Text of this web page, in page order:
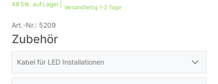
48 Stk. auf Lager | Versandfertig 1-2 Tage
Art.-Nr.: 5209
Zubehör
Kabel für LED Installationen